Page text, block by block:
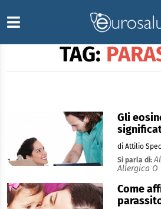
TAG:
Gli
di Attilio
Si parla di:
Allergica O
Come